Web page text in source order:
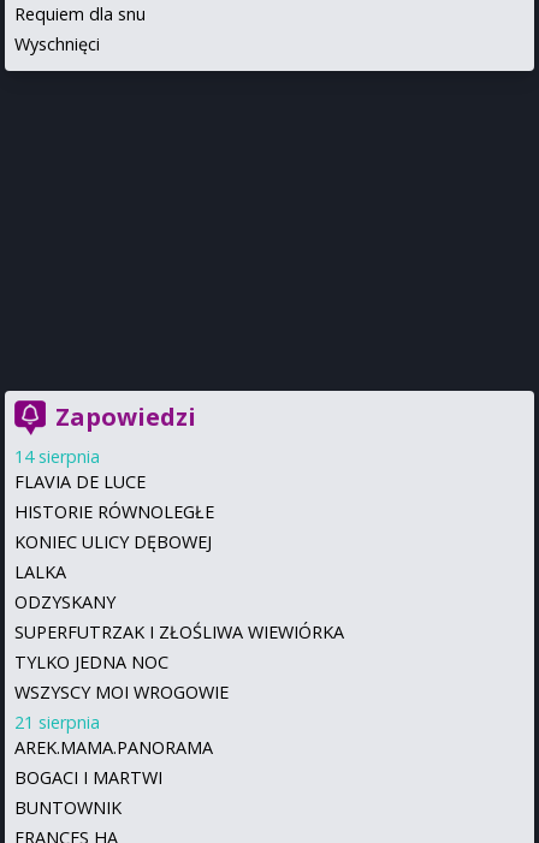
Requiem dla snu
Wyschnięci
Zapowiedzi
14 sierpnia
FLAVIA DE LUCE
HISTORIE RÓWNOLEGŁE
KONIEC ULICY DĘBOWEJ
LALKA
ODZYSKANY
SUPERFUTRZAK I ZŁOŚLIWA WIEWIÓRKA
TYLKO JEDNA NOC
WSZYSCY MOI WROGOWIE
21 sierpnia
AREK.MAMA.PANORAMA
BOGACI I MARTWI
BUNTOWNIK
FRANCES HA